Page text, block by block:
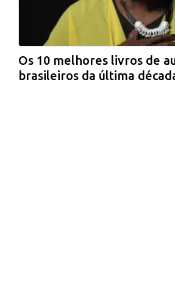
Os 10 melhores livros de
brasileiros da última